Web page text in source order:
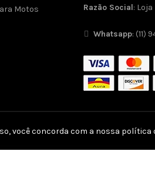
Motos
Razão Social:
Whatsapp: (11)
você concorda com a nossa política